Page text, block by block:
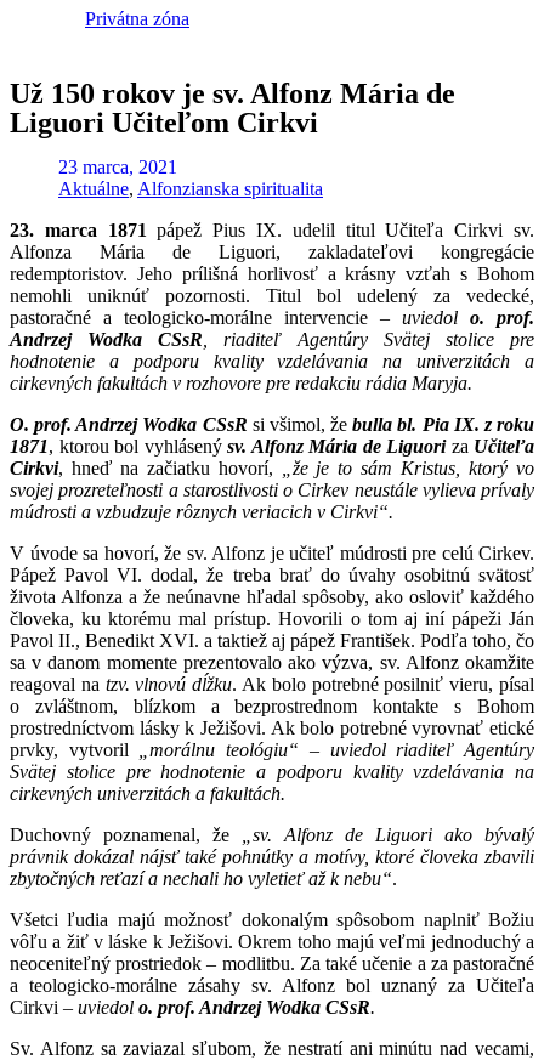
Privátna zóna
Už 150 rokov je sv. Alfonz Mária de
Liguori Učiteľom Cirkvi
23 marca, 2021
Aktuálne, Alfonzianska spiritualita
23. marca 1871 pápež Pius IX. udelil titul Učiteľa Cirkvi sv.
Alfonza Mária de Liguori, zakladateľovi kongregácie
redemptoristov. Jeho prílišná horlivosť a krásny vzťah s Bohom
nemohli uniknúť pozornosti. Titul bol udelený za vedecké,
pastoračné a teologicko-morálne intervencie – uviedol o. prof.
Andrzej Wodka CSsR , riaditeľ Agentúry Svätej stolice pre
hodnotenie a podporu kvality vzdelávania na univerzitách a
cirkevných fakultách v rozhovore pre redakciu rádia Maryja.
O. prof. Andrzej Wodka CSsR si všimol, žebulla bl. Pia IX. z roku
1871, ktorou bol vyhlásený sv. Alfonz Mária de Liguori za Učiteľa
Cirkvi, hneď na začiatku hovorí,
„že je to sám Kristus, ktorý vo
svojej prozreteľnosti a starostlivosti o Cirkev neustále vylieva prívaly
múdrosti a vzbudzuje rôznych veriacich v Cirkvi“.
V úvode sa hovorí, že sv. Alfonz je učiteľ múdrosti pre celú Cirkev.
Pápež Pavol VI. dodal, že treba brať do úvahy osobitnú svätosť
života Alfonza a že neúnavne hľadal spôsoby, ako osloviť každého
človeka, ku ktorému mal prístup. Hovorili o tom aj iní pápeži Ján
Pavol II., Benedikt XVI. a taktiež aj pápež František. Podľa toho, čo
sa v danom momente prezentovalo ako výzva, sv. Alfonz okamžite
reagoval na tzv. vlnovú dĺžku. Ak bolo potrebné posilniť vieru, písal
o zvláštnom, blízkom a bezprostrednom kontakte s Bohom
prostredníctvom lásky k Ježišovi. Ak bolo potrebné vyrovnať etické
prvky, vytvoril
„morálnu teológiu“ – uviedol riaditeľ Agentúry
Svätej stolice pre hodnotenie a podporu kvality vzdelávania na
cirkevných univerzitách a fakultách.
Duchovný poznamenal, že
„sv. Alfonz de Liguori ako bývalý
právnik dokázal nájsť také pohnútky a motívy, ktoré človeka zbavili
zbytočných reťazí a nechali ho vyletieť až k nebu“.
Všetci ľudia majú možnosť dokonalým spôsobom naplniť Božiu
vôľu a žiť v láske k Ježišovi. Okrem toho majú veľmi jednoduchý a
neoceniteľný prostriedok – modlitbu. Za také učenie a za pastoračné
a teologicko-morálne zásahy sv. Alfonz bol uznaný za Učiteľa
Cirkvi – uviedol o. prof. Andrzej Wodka CSsR.
Sv. Alfonz sa zaviazal sľubom, že nestratí ani minútu nad vecami,